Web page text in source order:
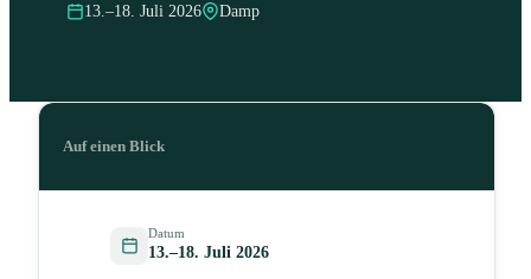
13.–18. Juli 2026 Damp
Auf einen Blick
Datum
13.–18. Juli 2026